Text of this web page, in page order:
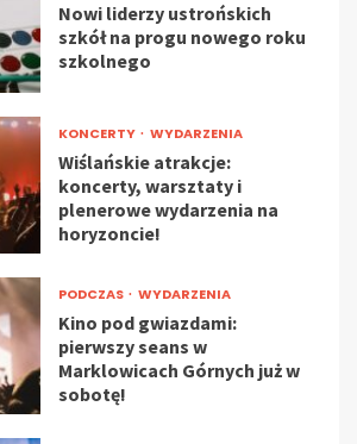
Nowi liderzy ustrońskich
szkół na progu nowego roku
szkolnego
KONCERTY WYDARZENIA
Wiślańskie atrakcje:
koncerty, warsztaty i
plenerowe wydarzenia na
horyzoncie!
PODCZAS WYDARZENIA
Kino pod gwiazdami:
pierwszy seans w
Marklowicach Górnych już w
sobotę!